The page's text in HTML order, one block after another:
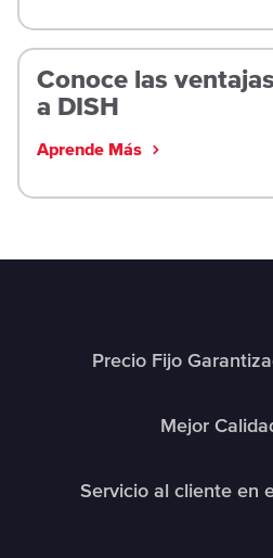
Conoce las
a DISH
Aprende Más
Precio Fijo
Mejor
Servicio al cliente en